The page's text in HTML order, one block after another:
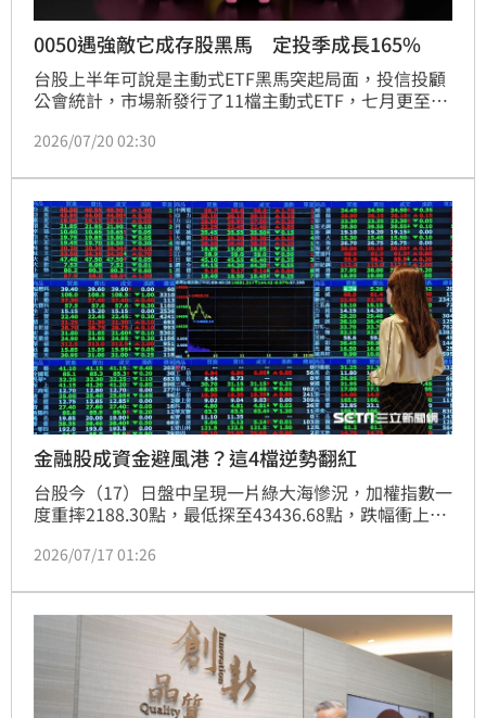
0050遇強敵它成存股黑馬 定投季成長165%
台股上半年可說是主動式ETF黑馬突起局面，投信投顧
公會統計，市場新發行了11檔主動式ETF，七月更至少
資料發現，用戶行為也出現明顯變化，今年第二季前五
且定期扣款金額以季成長率165%超車0050與台積電。
2026/07/20 02:30
金融股成資金避風港？這4檔逆勢翻紅
台股今（17）日盤中呈現一片綠大海慘況，加權指數一
度重摔2188.30點，最低探至43436.68點，跌幅衝上
點，跌幅擴大至逾6%、共重挫2746.83點。耐人尋味的
反倒是金融股中殺出4檔逆勢翻紅，成為盤中一大亮
點。
2026/07/17 01:26